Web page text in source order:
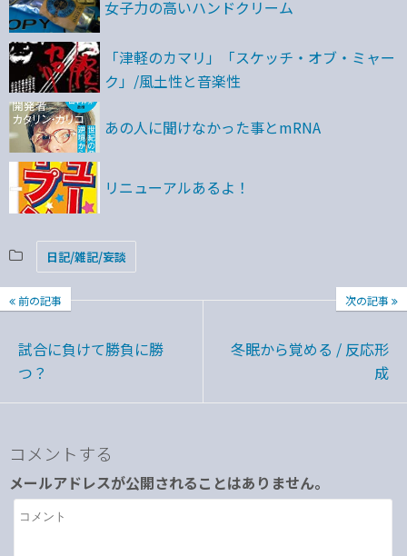
女子力の高いハンドクリーム
「津軽のカマリ」「スケッチ・オブ・ミャー
ク」/風土性と音楽性
あの人に聞けなかった事とmRNA
リニューアルあるよ！
日記/雑記/妄談
前の記事
試合に負けて勝負に勝
つ？
次の記事
冬眠から覚める / 反応形
成
コメントする
メールアドレスが公開されることはありません。